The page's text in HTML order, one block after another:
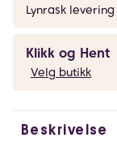
Lynrask
Klikk og Hent
Velg butikk
Beskrivelse